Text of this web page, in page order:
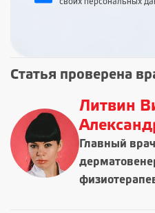
своих персональных
Статья проверена
Литвин
Главный